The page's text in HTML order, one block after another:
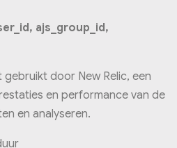
ajs_group_id,
door New Relic, een
en performance van de
en analyseren.